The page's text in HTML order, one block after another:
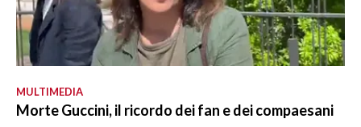
MULTIMEDIA
Morte Guccini, il ricordo dei fan e dei compaesani